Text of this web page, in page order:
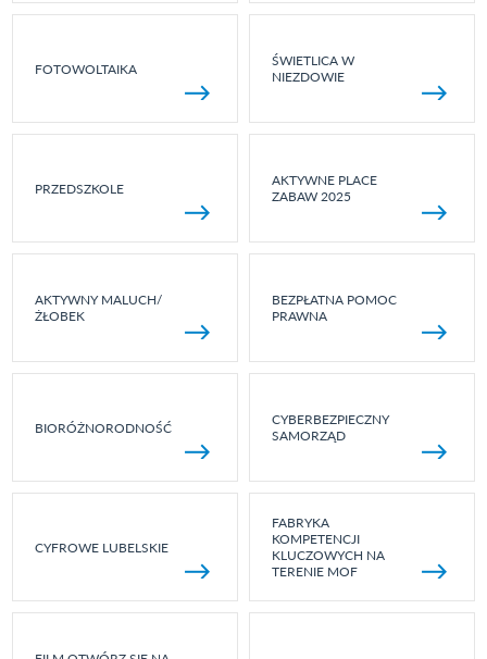
FOTOWOLTAIKA
ŚWIETLICA W
NIEZDOWIE
PRZEDSZKOLE
AKTYWNE PLACE
ZABAW 2025
AKTYWNY MALUCH/
ŻŁOBEK
BEZPŁATNA POMOC
PRAWNA
BIORÓŻNORODNOŚĆ
CYBERBEZPIECZNY
SAMORZĄD
CYFROWE LUBELSKIE
FABRYKA
KOMPETENCJI
KLUCZOWYCH NA
TERENIE MOF